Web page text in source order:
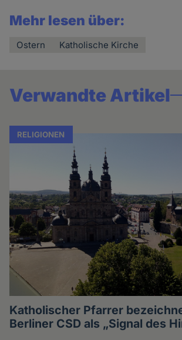
Mehr lesen über:
Ostern Katholische Kirche
Verwandte Artikel
RELIGIONEN
Katholischer Pfarrer
Berliner CSD als „Signal des